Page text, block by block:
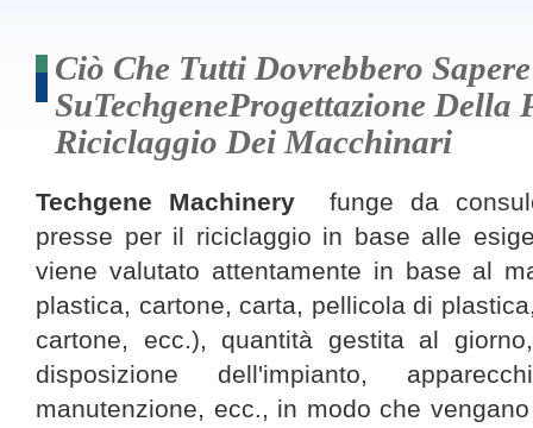
Ciò Che Tutti Dovrebbero Sapere
SuTechgeneProgettazione Della
Riciclaggio Dei Macchinari
Techgene Machinery funge da
presse per il riciclaggio in base alle
viene valutato attentamente in base al
plastica, cartone, carta, pellicola di
cartone, ecc.), quantità gestita al
disposizione dell'impianto,
manutenzione, ecc., in modo che